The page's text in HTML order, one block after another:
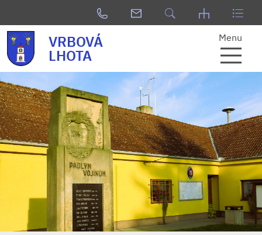
VRBOVÁ
LHOTA
Menu